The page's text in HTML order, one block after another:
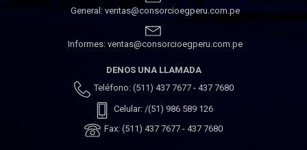
General: ventas@consorcioegperu.com.pe
Informes: ventas@consorcioegperu.com.pe
DENOS UNA LLAMADA
Teléfono: (511) 437 7677 - 437 7680
Celular: /(51) 986 589 126
Fax: (511) 437 7677 - 437 7680